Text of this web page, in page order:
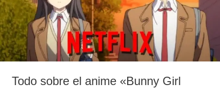
Todo sobre el anime «Bunny Girl
Girl
Senpai»